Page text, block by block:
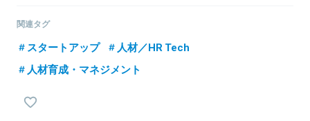
株式会社のCo-Founder COOとしてのキャリアをスタート。
関連情報をみる
エンジニアチームのビルディングとマネジメントを担当する。2019
適化やビジネスサイドとの要望調整も担う。2020年取締役に就任。
2022年1月より現職。
関連タグ
スタートアップ
人材／HR Tech
人材育成・マネジメント